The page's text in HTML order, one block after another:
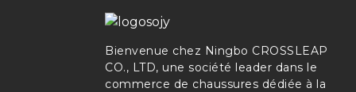
Bienvenue chez Ningbo CROSSLEAP
CO., LTD, une société leader dans le
commerce de chaussures dédiée à la